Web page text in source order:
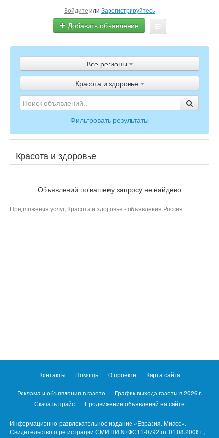
Войдите или Зарегистрируйтесь
Добавить объявление
Объявления
Полистать газету
ТВ-программа
Все регионы
Красота и здоровье
Фильтровать результаты
Красота и здоровье
Объявлений по вашему запросу не найдено
Предложения услуг, Красота и здоровье - объявления Россия
Контакты Помощь О проекте Карта сайта
Реклама и объявления в газете
График выхода газеты в 2026 г.
Скачать прайс
Продвижение объявлений на сайте
Информационно-развлекательное издание «Евразия. Миасс».
Свидетельство о регистрации СМИ ПИ № ФС11-0792 от 01.08.2006 г.,